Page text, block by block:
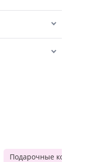
Подарочные корзины